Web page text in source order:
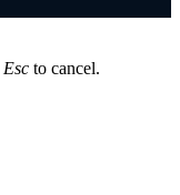
Esc to cancel.